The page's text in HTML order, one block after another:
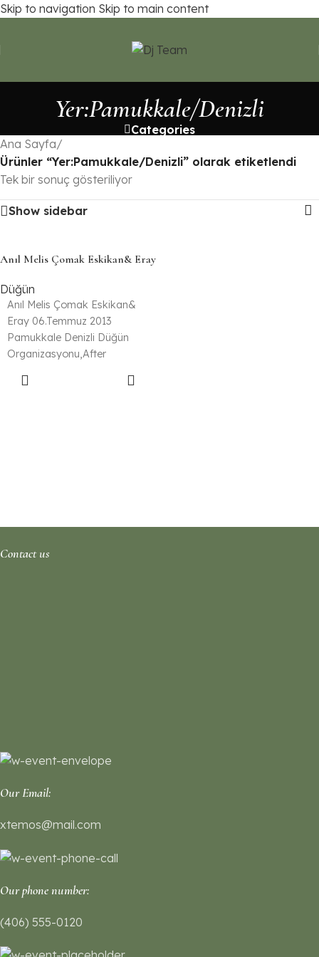
Skip to navigation Skip to main content
Yer:Pamukkale/Denizli
Categories
Ana Sayfa/
Ürünler “Yer:Pamukkale/Denizli” olarak etiketlendi
Tek bir sonuç gösteriliyor
Show sidebar
Anıl Melis Çomak Eskikan& Eray
Düğün
Anıl Melis Çomak Eskikan&
Eray 06.Temmuz 2013
Pamukkale Denizli Düğün
Organizasyonu,After
Dans Et.
Contact us
Our Email:
xtemos@mail.com
Our phone number:
(406) 555-0120